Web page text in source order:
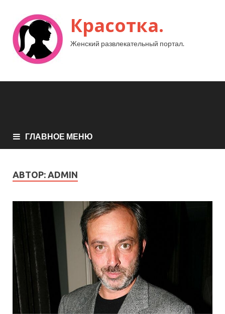
Красотка.
Женский развлекательный портал.
ГЛАВНОЕ МЕНЮ
АВТОР: ADMIN